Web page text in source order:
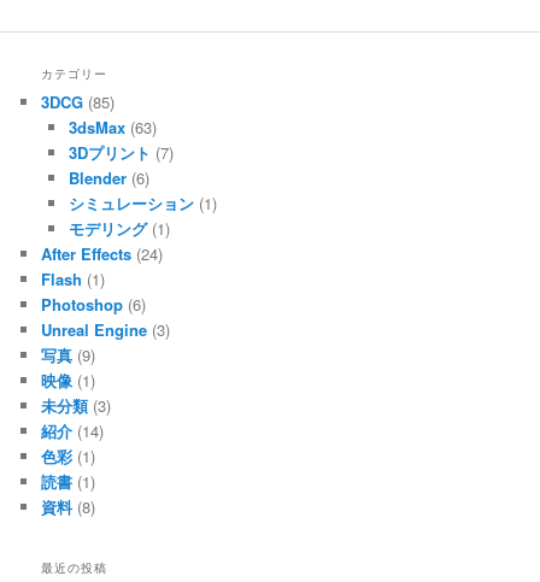
カテゴリー
3DCG (85)
3dsMax(63)
3Dプリント (7)
Blender(6)
シミュレーション(1)
モデリング(1)
After Effects (24)
Flash (1)
Photoshop (6)
Unreal Engine (3)
写真 (9)
映像 (1)
未分類(3)
紹介 (14)
色彩 (1)
読書 (1)
資料(8)
最近の投稿